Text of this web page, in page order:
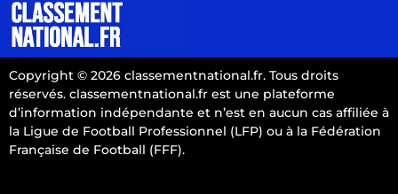
Copyright © 2026 classementnational.fr. Tous droits
réservés. classementnational.fr est une plateforme
d’information indépendante et n’est en aucun cas affiliée à
la Ligue de Football Professionnel (LFP) ou à la Fédération
Française de Football (FFF).